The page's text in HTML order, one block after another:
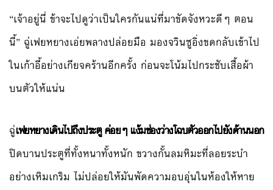
“เจ้าอยู่นี่ ข้าจะไปดูว่าเป็นใครกันแน่ที่มาขัดจังหวะดีๆ ตอน
นี้” ฉู่เฟยหยางเอ่ยพลางปล่อยมือ มองจวินซูอิ่งขดกลับเข้าไป
ในเก้าอี้อย่างเกียจคร้านอีกครั้ง ก่อนจะโน้มไปกระชับเสื้อผ้า
บนตัวให้แน่น
ฉู่เฟยหยางเดินไปถึงประตู ค่อยๆ แง้มช่องว่างโฉบตัวออกไปยังด้านนอก
ปิดบานประตูที่ทั้งหนาทั้งหนัก ขวางกั้นลมหิมะที่ลอยระบำ
อย่างเหิมเกริม ไม่ปล่อยให้มันพัดความอบอุ่นในห้องให้หาย